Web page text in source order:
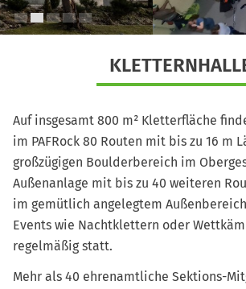
1 2 3 4 5
Auf insgesamt 800 m² Kletterfläche
im PAFRock 80 Routen mit bis zu 16 m
großzügigen Boulderbereich im
Außenanlage mit bis zu 40 weiteren
im gemütlich angelegtem
Events wie Nachtklettern oder
regelmäßig statt.
Mehr als 40 ehrenamtliche Sektions-